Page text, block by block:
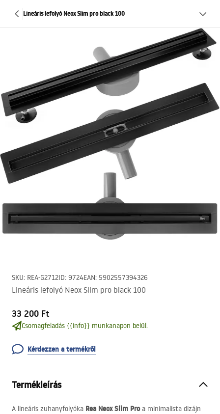
Lineáris lefolyó Neox Slim pro black 100
SKU: REA-G2712ID: 9724EAN: 5902557394326
Lineáris lefolyó Neox Slim pro black 100
33 200 Ft
Csomagfeladás {{info}} munkanapon belül.
Kérdezzen a termékről
Termékleírás
A lineáris zuhanyfolyóka Rea Neox Slim Proa minimalista dizájn